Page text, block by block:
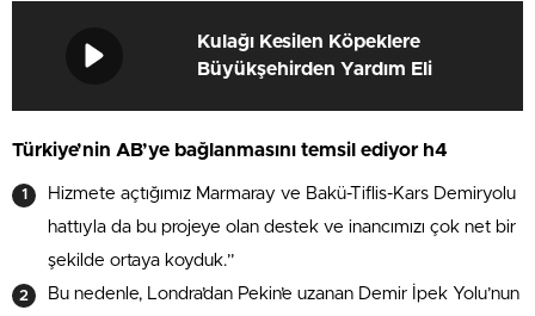
Kulağı Kesilen Köpeklere
Büyükşehirden Yardım Eli
Türkiye’nin AB’ye bağlanmasını temsil ediyor h4
Hizmete açtığımız Marmaray ve Bakü-Tiflis-Kars Demiryolu
hattıyla da bu projeye olan destek ve inancımızı çok net bir
şekilde ortaya koyduk.”
Bu nedenle, Londra’dan Pekin’e uzanan Demir İpek Yolu’nun